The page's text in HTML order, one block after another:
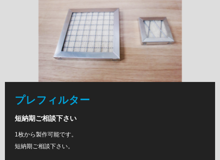
プレフィルター
短納期ご相談下さい
1枚から製作可能です。
短納期ご相談下さい。